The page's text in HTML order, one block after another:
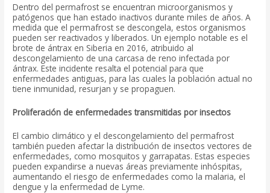
Dentro del permafrost se encuentran microorganismos y
patógenos que han estado inactivos durante miles de años. A
medida que el permafrost se descongela, estos organismos
pueden ser reactivados y liberados. Un ejemplo notable es el
brote de ántrax en Siberia en 2016, atribuido al
descongelamiento de una carcasa de reno infectada por
ántrax. Este incidente resalta el potencial para que
enfermedades antiguas, para las cuales la población actual no
tiene inmunidad, resurjan y se propaguen.
Proliferación de enfermedades transmitidas por insectos
El cambio climático y el descongelamiento del permafrost
también pueden afectar la distribución de insectos vectores de
enfermedades, como mosquitos y garrapatas. Estas especies
pueden expandirse a nuevas áreas previamente inhóspitas,
aumentando el riesgo de enfermedades como la malaria, el
dengue y la enfermedad de Lyme.